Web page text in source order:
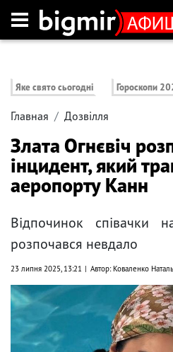
Яке свято сьогодні Гороскопи
Главная Дозвілля
Злата Огнєвіч
інцидент, який
аеропорту Канн
Відпочинок співачки
розпочався невдало
23 липня 2025, 13:21 Автор: Коваленко